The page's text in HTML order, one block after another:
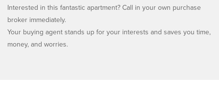
Interested in this fantastic apartment? Call in your own purchase
broker immediately.
Your buying agent stands up for your interests and saves you time,
money, and worries.